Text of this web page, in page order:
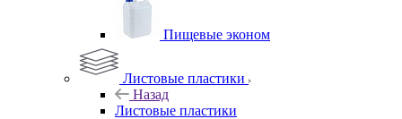
Пищевые эконом
Листовые пластики
Назад
Листовые пластики